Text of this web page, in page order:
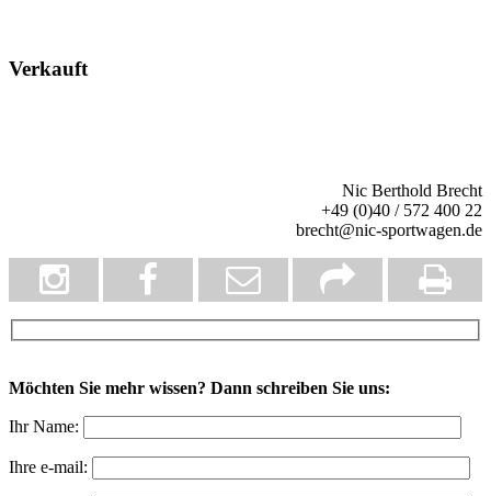
Verkauft
Nic Berthold Brecht
+49 (0)40 / 572 400 22
brecht@nic-sportwagen.de
Möchten Sie mehr wissen? Dann schreiben Sie uns:
Ihr Name:
Ihre e-mail: